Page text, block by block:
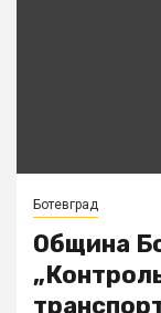
Ботевград
Община